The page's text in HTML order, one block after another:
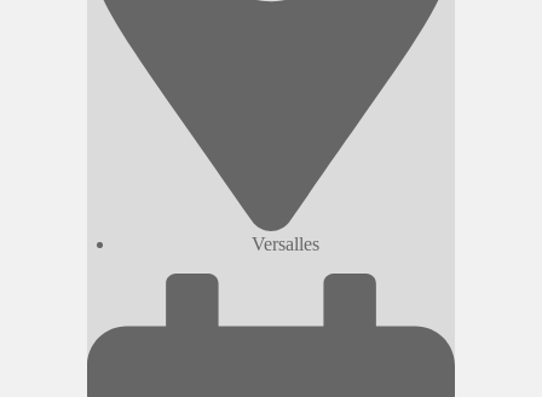
Versalles